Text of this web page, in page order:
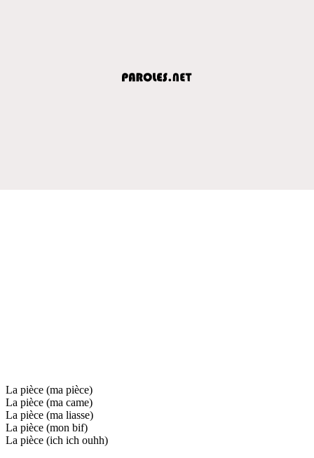
La pièce (ma pièce)
La pièce (ma came)
La pièce (ma liasse)
La pièce (mon bif)
La pièce (ich ich ouhh)